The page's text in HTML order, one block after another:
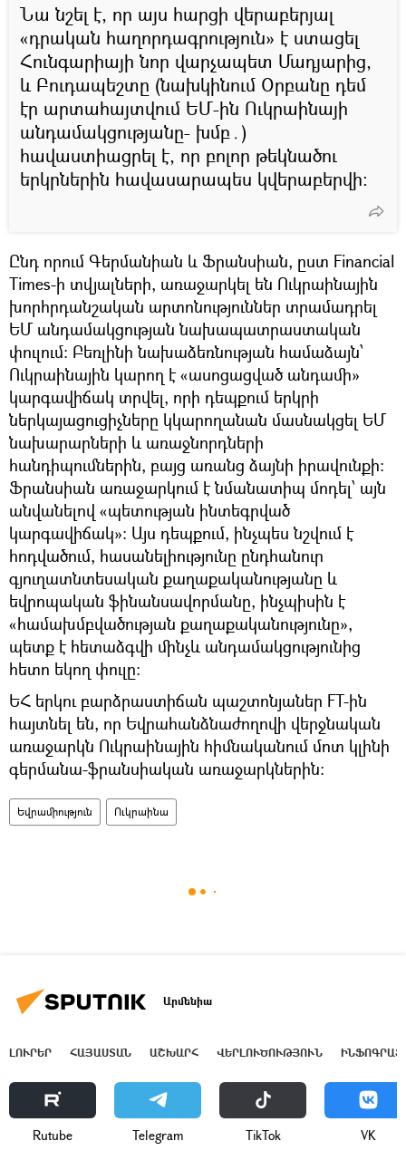
Նա նշել է, որ այս հարցի վերաբերյալ
«դրական հաղորդագրություն» է ստացել
Հունգարիայի նոր վարչապետ Մադյարից,
և Բուդապեշտը (նախկինում Օրբանը դեմ
էր արտահայտվում ԵՄ-ին Ուկրաինայի
անդամակցությանը- խմբ․)
հավաստիացրել է, որ բոլոր թեկնածու
երկրներին հավասարապես կվերաբերվի։
Ընդ որում Գերմանիան և Ֆրանսիան, ըստ Financial
Times-ի տվյալների, առաջարկել են Ուկրաինային
խորհրդանշական արտոնություններ տրամադրել
ԵՄ անդամակցության նախապատրաստական
փուլում։ Բեռլինի նախաձեռնության համաձայն՝
Ուկրաինային կարող է «ասոցացված անդամի»
կարգավիճակ տրվել, որի դեպքում երկրի
ներկայացուցիչները կկարողանան մասնակցել ԵՄ
նախարարների և առաջնորդների
հանդիպումներին, բայց առանց ձայնի իրավունքի։
Ֆրանսիան առաջարկում է նմանատիպ մոդել՝ այն
անվանելով «պետության ինտեգրված
կարգավիճակ»։ Այս դեպքում, ինչպես նշվում է
հոդվածում, հասանելիությունը ընդհանուր
գյուղատնտեսական քաղաքականությանը և
եվրոպական ֆինանսավորմանը, ինչպիսին է
«համախմբվածության քաղաքականությունը»,
պետք է հետաձգվի մինչև անդամակցությունից
հետո եկող փուլը։
ԵՀ երկու բարձրաստիճան պաշտոնյաներ FT-ին
հայտնել են, որ Եվրահանձնաժողովի վերջնական
առաջարկն Ուկրաինային հիմնականում մոտ կլինի
գերմանա-ֆրանսիական առաջարկներին։
Եվրամիություն Ուկրաինա
Արմենիա
ԼՈՒՐԵՐ ՀԱՅԱՍՏԱՆ ԱՇԽԱՐՀ ՎԵՐԼՈՒԾՈՒԹՅՈՒՆ
Rutube Telegram ТikТоk VK